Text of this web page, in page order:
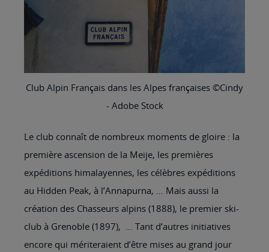
Club Alpin Français dans les Alpes françaises ©Cindy
- Adobe Stock
Le club connaît de nombreux moments de gloire : la
première ascension de la Meije, les premières
expéditions himalayennes, les célèbres expéditions
au Hidden Peak, à l’Annapurna, … Mais aussi la
création des Chasseurs alpins (1888), le premier ski-
club à Grenoble (1897), … Tant d’autres initiatives
encore qui mériteraient d’être mises au grand jour